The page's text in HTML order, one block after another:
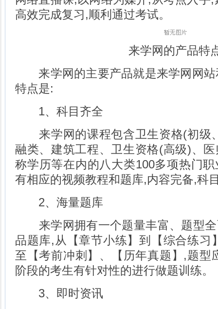
高效完成复习,顺利通过考试。
来学网的产品特
来学网的主要产品就是来学网网站
特点是:
1、科目齐全
来学网的课程包含卫生资格(初级
融类、建筑工程、卫生资格(高级)、
称学历等在内的八大类100多项热门
有相应的视频教程和题库,内容完备,科
2、海量题库
来学网拥有一个题量丰富、题型全
品题库,从【章节小练】到【综合练习
至【考前冲刺】、【历年真题】,题型
阶段的考生有针对性的进行做题训练。
3、即时资讯